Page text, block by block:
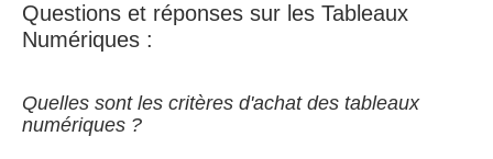
Questions et réponses sur les Tableaux
Numériques :
Quelles sont les critères d'achat des tableaux
numériques ?